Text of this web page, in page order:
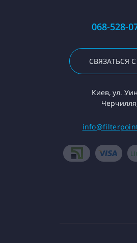
068-528-
СВЯЗАТЬСЯ
Киев, ул.